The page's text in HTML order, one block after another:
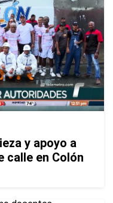
y apoyo a
calle en Colón